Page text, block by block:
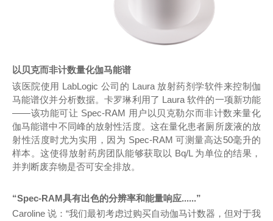
以贝克而非计数量化伽马能谱
该医院使用 LabLogic 公司的 Laura 放射药剂学软件来控制伽
马能谱仪并分析数据。卡罗琳利用了 Laura 软件的一项新功能
——该功能可让 Spec-RAM 用户以贝克勒尔而非计数来量化
伽马能谱中不同峰的放射性活度。这在量化患者厕所废液的放
射性活度时尤为实用，因为 Spec-RAM 可测量高达50毫升的
样本。这使得放射药房团队能够获取以 Bq/L 为单位的结果，
并判断废弃物是否可安全排放。
“Spec-RAM具有出色的分辨率和能量响应......”
Caroline 说：“我们最初考虑过购买自动伽马计数器，但对于我